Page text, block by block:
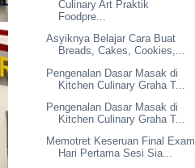
Culinary Art Praktik
Foodpre...
Asyiknya Belajar Cara Buat
Breads, Cakes, Cookies,...
Pengenalan Dasar Masak di
Kitchen Culinary Graha T...
Pengenalan Dasar Masak di
Kitchen Culinary Graha T...
Memotret Keseruan Final Exam
Hari Pertama Sesi Sia...